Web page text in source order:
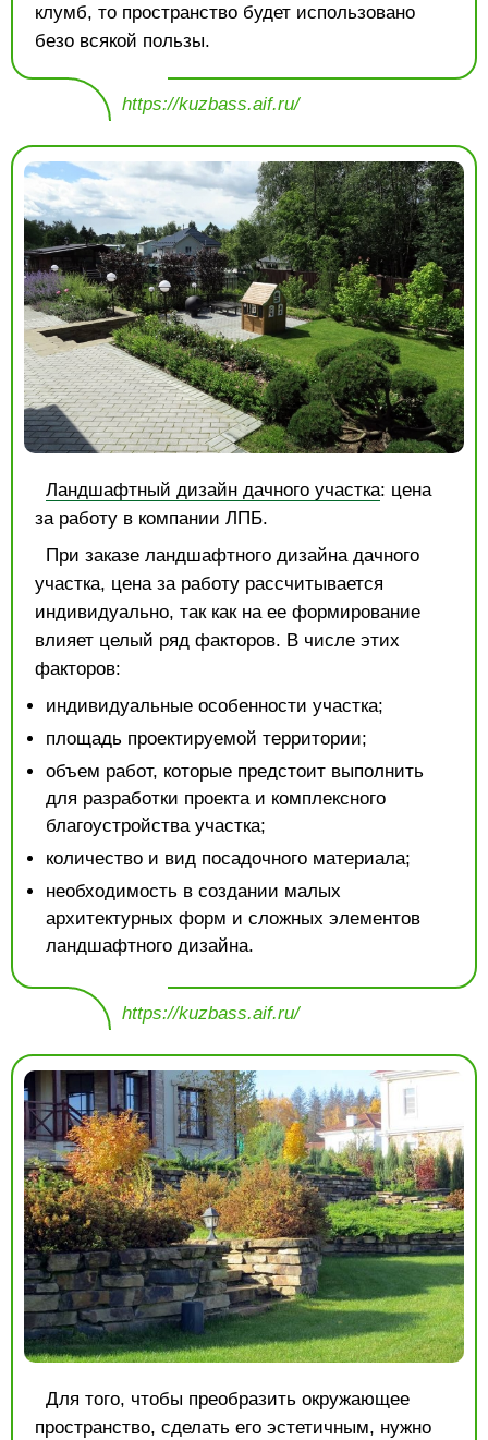
клумб, то пространство будет использовано
безо всякой пользы.
https://kuzbass.aif.ru/
Ландшафтный дизайн дачного участка: цена
за работу в компании ЛПБ.
При заказе ландшафтного дизайна дачного
участка, цена за работу рассчитывается
индивидуально, так как на ее формирование
влияет целый ряд факторов. В числе этих
факторов:
индивидуальные особенности участка;
площадь проектируемой территории;
объем работ, которые предстоит выполнить
для разработки проекта и комплексного
благоустройства участка;
количество и вид посадочного материала;
необходимость в создании малых
архитектурных форм и сложных элементов
ландшафтного дизайна.
https://kuzbass.aif.ru/
Для того, чтобы преобразить окружающее
пространство, сделать его эстетичным, нужно